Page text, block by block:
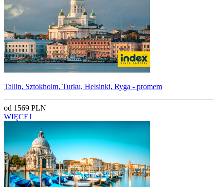
Tallin, Sztokholm, Turku, Helsinki, Ryga - promem
od 1569 PLN
WIĘCEJ